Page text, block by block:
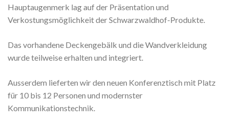
Hauptaugenmerk lag auf der Präsentation und
Verkostungsmöglichkeit der Schwarzwaldhof-Produkte.
Das vorhandene Deckengebälk und die Wandverkleidung
wurde teilweise erhalten und integriert.
Ausserdem lieferten wir den neuen Konferenztisch mit Platz
für 10 bis 12 Personen und modernster
Kommunikationstechnik.